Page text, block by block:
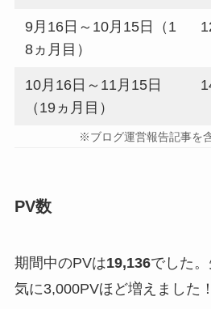
9月16日～10月15日（1
8ヵ月目）
10月16日～11月15日
（19ヵ月目）
※ブログ運営報告記事を
PV数
期間中のPVは19,136でした
気に3,000PVほど増えました